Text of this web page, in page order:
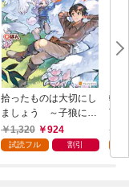
拾ったものは大切にし
ましょう ～子狼に気
に入られた男の転移物
語～
1,320 924
試読フル 割引
転
下
冒